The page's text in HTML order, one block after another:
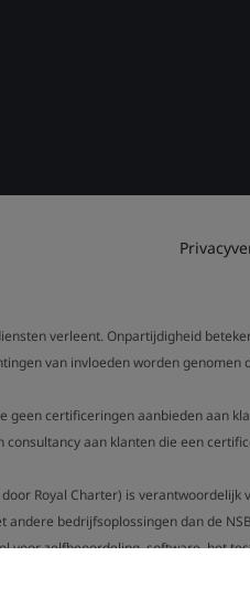
verleent. Onpartijdigheid
van invloeden worden
certificeringen aanbieden aan
aan klanten die een
Royal Charter) is
bedrijfsoplossingen dan de
voor zelfbeoordeling, software, het